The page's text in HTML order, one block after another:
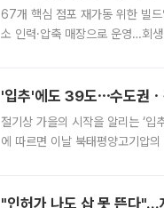
67개 핵심 점포 재가동 위한 빌
소 인력·압축 매장으로 운영…회
'입추'에도 39도⋯수도권
절기상 가을의 시작을 알리는 ‘
에 따르면 이날 북태평양고기압
"인허가 나도 삽 못 뜬다